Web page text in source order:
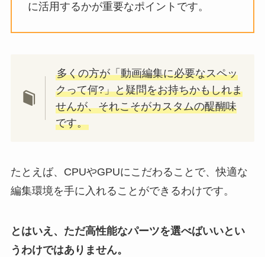
に活用するかが重要なポイントです。
多くの方が「動画編集に必要なスペッ
クって何?」と疑問をお持ちかもしれま
せんが、それこそがカスタムの醍醐味
です。
たとえば、CPUやGPUにこだわることで、快適な
編集環境を手に入れることができるわけです。
とはいえ、ただ高性能なパーツを選べばいいとい
うわけではありません。